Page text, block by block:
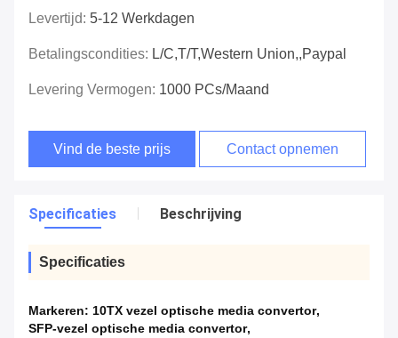
Levertijd: 5-12 Werkdagen
Betalingscondities: L/C,T/T,Western Union,,Paypal
Levering Vermogen: 1000 PCs/maand
Vind de beste prijs Contact opnemen
Specificaties Beschrijving
Specificaties
Markeren: 10TX vezel optische media convertor,
SFP-vezel optische media convertor,